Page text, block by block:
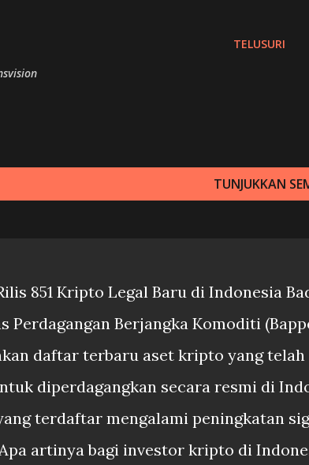
TELUSURI
TUNJUKKAN
851 Kripto Legal Baru di Indonesia
Perdagangan Berjangka Komoditi
daftar terbaru aset kripto yang telah
diperdagangkan secara resmi di
terdaftar mengalami peningkatan
artinya bagi investor kripto di